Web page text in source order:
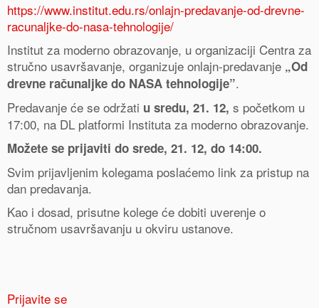
https://www.institut.edu.rs/onlajn-predavanje-od-drevne-
racunaljke-do-nasa-tehnologije/
Institut za moderno obrazovanje, u organizaciji Centra za
stručno usavršavanje, organizuje onlajn-predavanje „Od
drevne računaljke do NASA tehnologije”.
Predavanje će se održati u sredu, 21. 12, s početkom u
17:00, na DL platformi Instituta za moderno obrazovanje.
Možete se prijaviti do srede, 21. 12, do 14:00.
Svim prijavljenim kolegama poslaćemo link za pristup na
dan predavanja.
Kao i dosad, prisutne kolege će dobiti uverenje o
stručnom usavršavanju u okviru ustanove.
Prijavite se